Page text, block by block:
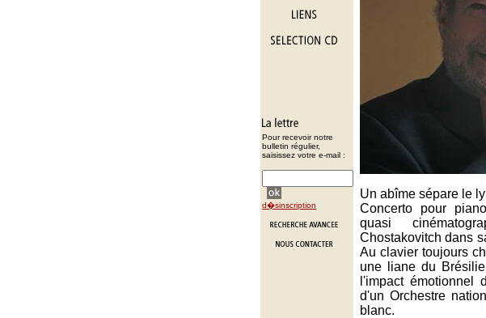
Pour recevoir notre
bulletin régulier,
saisissez votre e-mail :
d�sinscription
Un abîme sépare le
Concerto pour
quasi
Chostakovitch dans
Au clavier toujours
une liane du
l'impact émotionnel
d'un Orchestre
blanc.